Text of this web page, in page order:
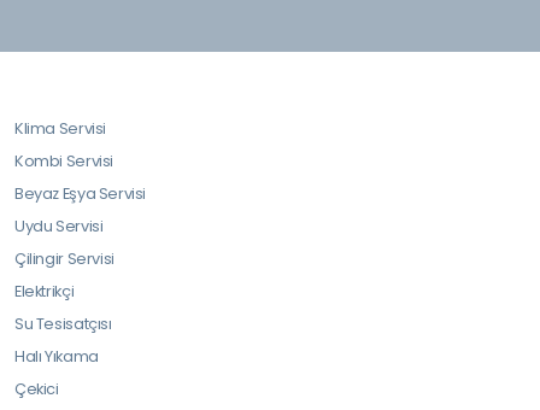
Klima Servisi
Kombi Servisi
Beyaz Eşya Servisi
Uydu Servisi
Çilingir Servisi
Elektrikçi
Su Tesisatçısı
Halı Yıkama
Çekici